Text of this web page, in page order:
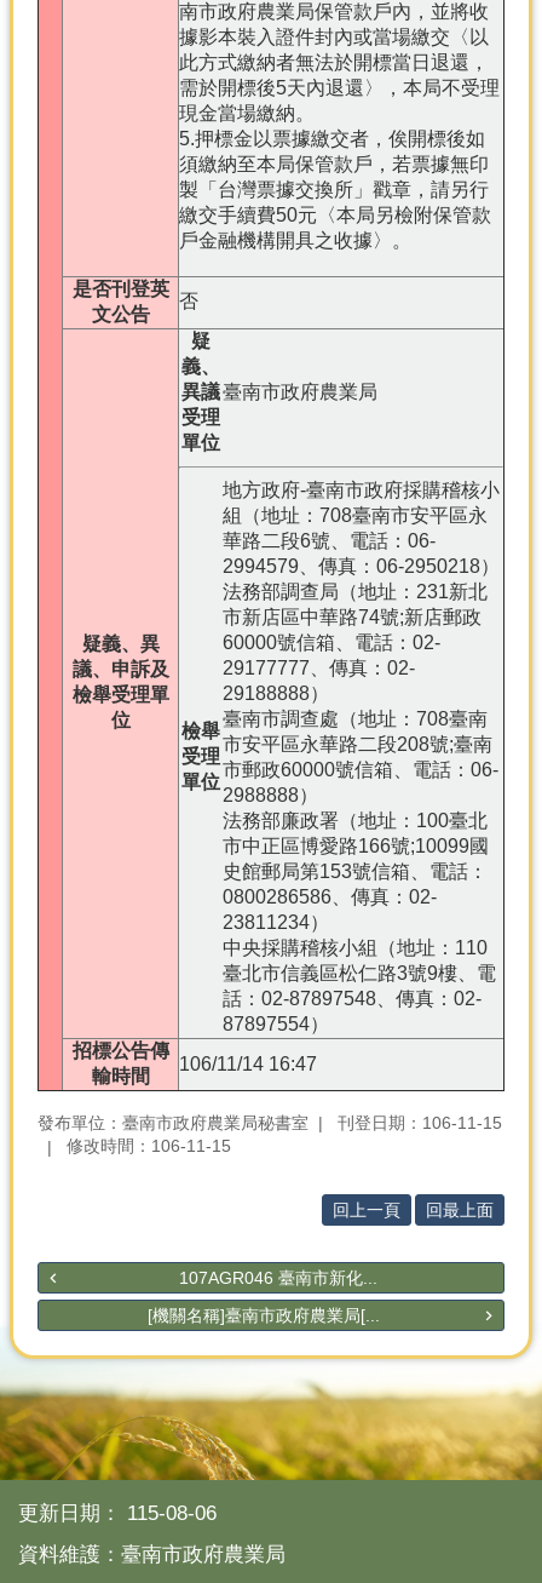
南市政府農業局保管款戶內，並將收
據影本裝入證件封內或當場繳交〈以
此方式繳納者無法於開標當日退還，
需於開標後5天內退還〉，本局不受理
現金當場繳納。
5.押標金以票據繳交者，俟開標後如
須繳納至本局保管款戶，若票據無印
製「台灣票據交換所」戳章，請另行
繳交手續費50元〈本局另檢附保管款
戶金融機構開具之收據〉。
是否刊登英
文公告
否
疑義、異
議、申訴及
檢舉受理單
位
疑
義、
異議
受理
單位
臺南市政府農業局
檢舉
受理
單位
地方政府-臺南市政府採購稽核小
組（地址：708臺南市安平區永
華路二段6號、電話：06-
2994579、傳真：06-2950218）
法務部調查局（地址：231新北
市新店區中華路74號;新店郵政
60000號信箱、電話：02-
29177777、傳真：02-
29188888）
臺南市調查處（地址：708臺南
市安平區永華路二段208號;臺南
市郵政60000號信箱、電話：06-
2988888）
法務部廉政署（地址：100臺北
市中正區博愛路166號;10099國
史館郵局第153號信箱、電話：
0800286586、傳真：02-
23811234）
中央採購稽核小組（地址：110
臺北市信義區松仁路3號9樓、電
話：02-87897548、傳真：02-
87897554）
招標公告傳
輸時間
106/11/14 16:47
發布單位：臺南市政府農業局秘書室
刊登日期：106-11-15
修改時間：106-11-15
回上一頁 回最上面
107AGR046 臺南市新化...
[機關名稱]臺南市政府農業局[...
更新日期：
115-08-06
資料維護：臺南市政府農業局